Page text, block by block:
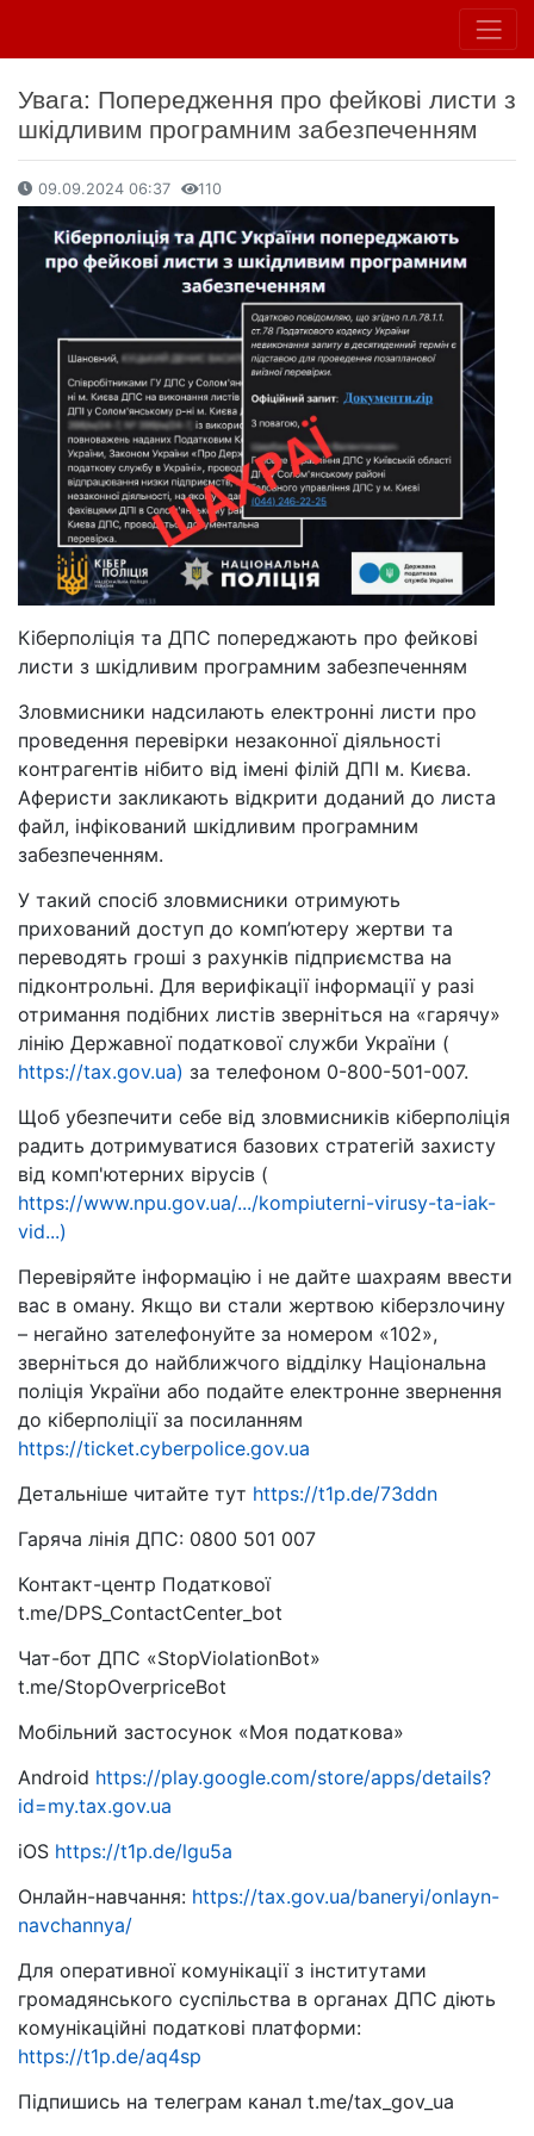
Увага: Попередження про фейкові листи з
шкідливим програмним забезпеченням
09.09.2024 06:37 110
Кіберполіція та ДПС попереджають про фейкові
листи з шкідливим програмним забезпеченням
Зловмисники надсилають електронні листи про
проведення перевірки незаконної діяльності
контрагентів нібито від імені філій ДПІ м. Києва.
Аферисти закликають відкрити доданий до листа
файл, інфікований шкідливим програмним
забезпеченням.
У такий спосіб зловмисники отримують
прихований доступ до комп’ютеру жертви та
переводять гроші з рахунків підприємства на
підконтрольні. Для верифікації інформації у разі
отримання подібних листів зверніться на «гарячу»
лінію Державної податкової служби України (
https://tax.gov.ua) за телефоном 0-800-501-007.
Щоб убезпечити себе від зловмисників кіберполіція
радить дотримуватися базових стратегій захисту
від комп'ютерних вірусів (
https://www.npu.gov.ua/.../kompiuterni-virusy-ta-iak-
vid...)
Перевіряйте інформацію і не дайте шахраям ввести
вас в оману. Якщо ви стали жертвою кіберзлочину
– негайно зателефонуйте за номером «102»,
зверніться до найближчого відділку Національна
поліція України або подайте електронне звернення
до кіберполіції за посиланням
https://ticket.cyberpolice.gov.ua
Детальніше читайте тут https://t1p.de/73ddn
Гаряча лінія ДПС: 0800 501 007
Контакт-центр Податкової
t.me/DPS_ContactCenter_bot
Чат-бот ДПС «StopViolationBot»
t.me/StopOverpriceBot
Мобільний застосунок «Моя податкова»
Android https://play.google.com/store/apps/details?
id=my.tax.gov.ua
iOS https://t1p.de/lgu5a
Онлайн-навчання: https://tax.gov.ua/baneryi/onlayn-
navchannya/
Для оперативної комунікації з інститутами
громадянського суспільства в органах ДПС діють
комунікаційні податкові платформи:
https://t1p.de/aq4sp
Підпишись на телеграм канал t.me/tax_gov_ua